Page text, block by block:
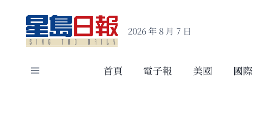
content
2026 年 8 月 7 日
首頁 電子報 美國 國際